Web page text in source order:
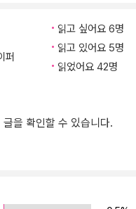
자라 해도 이 책을 통해 기본
어와 있는 투자자에게는 새
커질수록 생존을 위해 트
결정을 해야 하는 각계 관
머니 트렌드 2026』 역시,
앞으로 1년을 준비할 명확
퍼
읽고 싶어요 6명
읽고 있어요 5명
읽었어요 42명
을 확인할 수 있습니다.